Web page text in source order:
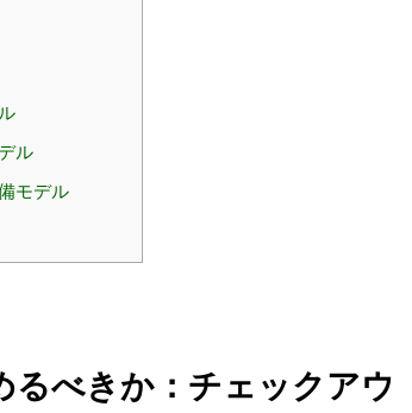
ル
モデル
るべきか：チェックアウ